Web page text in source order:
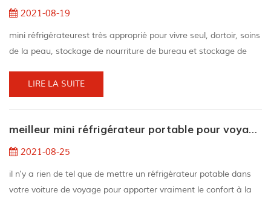
2021-08-19
mini réfrigérateurest très approprié pour vivre seul, dortoir, soins
de la peau, stockage de nourriture de bureau et stockage de
réfrigérateur lorsque les aliments obstruent la circulation de l'air,
cela rend le mini-réfrigérateur plus difficile à travailler et rend
d'autres.en fait, le...
LIRE LA SUITE
meilleur mini réfrigérateur portable pour voyager
2021-08-25
il n'y a rien de tel que de mettre un réfrigérateur potable dans
votre voiture de voyage pour apporter vraiment le confort à la